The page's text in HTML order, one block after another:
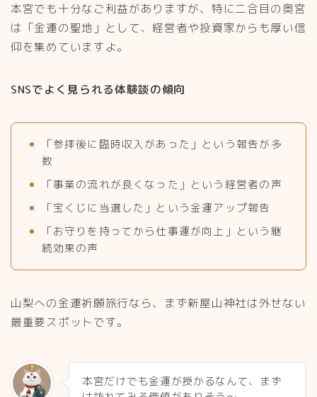
本宮でも十分なご利益がありますが、特に二合目の奥宮
は「金運の聖地」として、経営者や投資家からも厚い信
仰を集めていますよ。
SNSでよく見られる体験談の傾向
「参拝後に臨時収入があった」という報告が多
数
「事業の流れが良くなった」という経営者の声
「宝くじに当選した」という金運アップ報告
「お守りを持ってから仕事運が向上」という継
続効果の声
山梨への金運祈願旅行なら、まず新屋山神社は外せない
最重要スポットです。
本宮だけでも金運が授かるなんて、まず